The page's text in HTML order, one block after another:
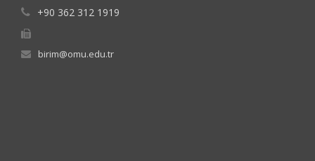
+90 362 312 1919
birim@omu.edu.tr